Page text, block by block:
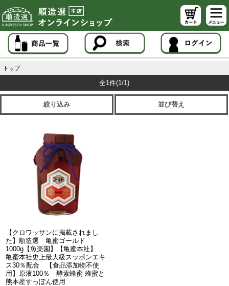
トップ
全1件(1/1)
絞り込み 並び替え
【クロワッサンに掲載されまし
た】順造選 亀蜜ゴールド
1000g【魚楽園】【亀蜜本社】
亀蜜本社史上最大級スッポンエキ
ス30％配合 【食品添加物不使
用】原液100％ 酵素蜂蜜 蜂蜜と
熊本産すっぽん使用